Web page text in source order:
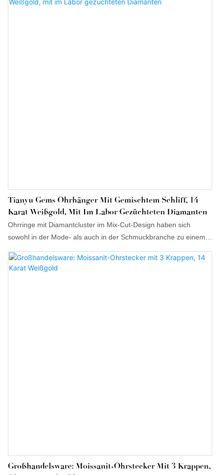
Tianyu Gems Ohrhänger Mit Gemischtem Schliff, 14
Karat Weißgold, Mit Im Labor Gezüchteten Diamanten
Ohrringe mit Diamantcluster im Mix-Cut-Design haben sich
sowohl in der Mode- als auch in der Schmuckbranche zu einem
echten Hingucker entwickelt. Ihr Design, das eine Mischung aus
im Labor gezüchteten Diamanten in verschiedenen Schliffen in
einem Cluster vereint, kombiniert mit vielseitigen Styling-
Großhandelsware: Moissanit-Ohrstecker Mit 3 Krappen,